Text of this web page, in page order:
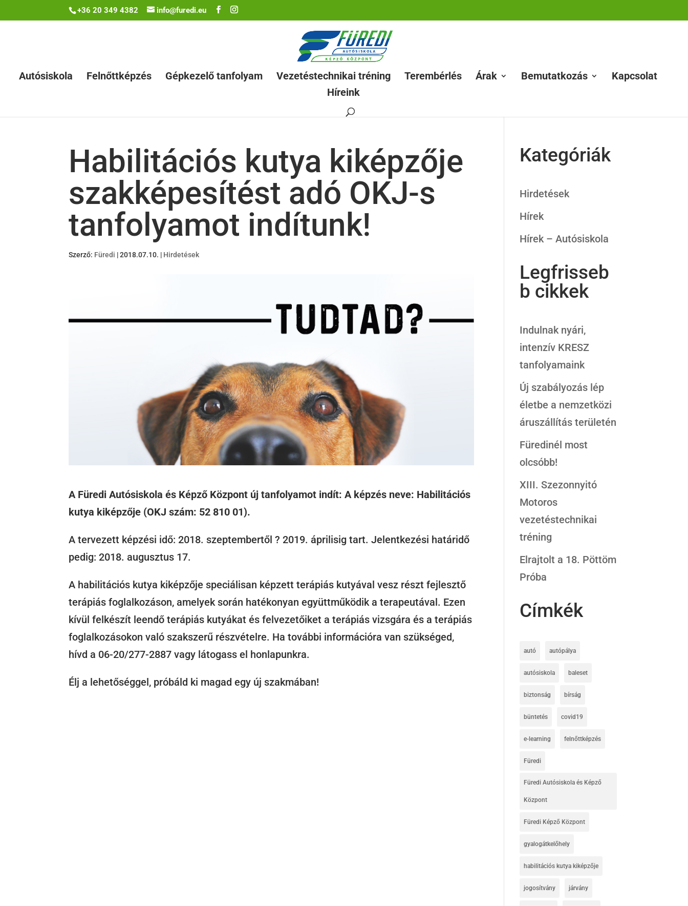
+36 20 349 4382 info@furedi.eu
Autósiskola Felnőttképzés Gépkezelő tanfolyam Vezetéstechnikai tréning Terembérlés Árak Bemutatkozás
Kapcsolat
Híreink
Habilitációs kutya kiképzője
szakképesítést adó OKJ-s
tanfolyamot indítunk!
Szerző: Füredi |2018.07.10. | Hirdetések
A Füredi Autósiskola és Képző Központ új tanfolyamot indít: A képzés neve: Habilitációs
kutya kiképzője (OKJ szám: 52 810 01).
A tervezett képzési idő: 2018. szeptembertől ? 2019. áprilisig tart. Jelentkezési határidő
pedig: 2018. augusztus 17.
A habilitációs kutya kiképzője speciálisan képzett terápiás kutyával vesz részt fejlesztő
terápiás foglalkozáson, amelyek során hatékonyan együttműködik a terapeutával. Ezen
kívül felkészít leendő terápiás kutyákat és felvezetőiket a terápiás vizsgára és a terápiás
foglalkozásokon való szakszerű részvételre. Ha további információra van szükséged,
hívd a 06-20/277-2887 vagy látogass el honlapunkra.
Élj a lehetőséggel, próbáld ki magad egy új szakmában!
Kategóriák
Hirdetések
Hírek
Hírek – Autósiskola
Legfrisseb
b cikkek
Indulnak nyári,
intenzív KRESZ
tanfolyamaink
Új szabályozás lép
életbe a nemzetközi
áruszállítás területén
Füredinél most
olcsóbb!
XIII. Szezonnyitó
Motoros
vezetéstechnikai
tréning
Elrajtolt a 18. Pöttöm
Próba
Címkék
autó autópálya
autósiskola baleset
biztonság bírság
büntetés covid19
e-learning felnőttképzés
Füredi
Füredi Autósiskola és Képző
Központ
Füredi Képző Központ
gyalogátkelőhely
habilitációs kutya kiképzője
jogosítvány járvány